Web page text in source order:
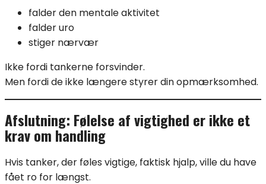
falder den mentale aktivitet
falder uro
stiger nærvær
Ikke fordi tankerne forsvinder.
Men fordi de ikke længere styrer din opmærksomhed.
Afslutning: Følelse af vigtighed er ikke et
krav om handling
Hvis tanker, der føles vigtige, faktisk hjalp, ville du have
fået ro for længst.